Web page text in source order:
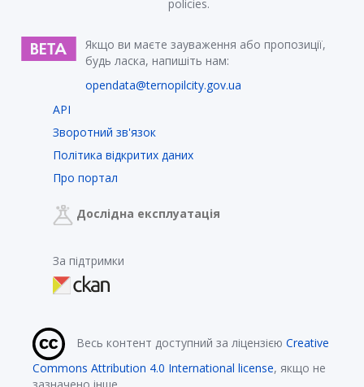
policies.
Якщо ви маєте зауваження або пропозиції,
будь ласка, напишіть нам:
opendata@ternopilcity.gov.ua
API
Зворотний зв'язок
Політика відкритих даних
Про портал
Дослідна експлуатація
За підтримки
Весь контент доступний за ліцензією Creative
Commons Attribution 4.0 International license, якщо не